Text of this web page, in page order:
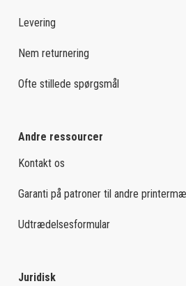
Levering
Nem returnering
Ofte stillede spørgsmål
Andre ressourcer
Kontakt os
Garanti på patroner til andre
Udtrædelsesformular
Juridisk